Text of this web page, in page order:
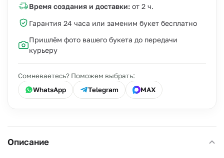
Время создания и доставки: от 2 ч.
Гарантия 24 часа или заменим букет бесплатно
Пришлём фото вашего букета до передачи
курьеру
Сомневаетесь? Поможем выбрать:
WhatsApp
Telegram MAX
Описание